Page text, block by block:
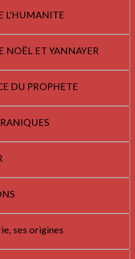
L'HUMANITE
NOËL ET YANNAYER
DU PROPHETE
ses origines